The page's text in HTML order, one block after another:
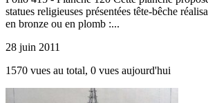
statues religieuses présentées tête-bêche
en bronze ou en plomb :...
28 juin 2011
1570 vues au total, 0 vues aujourd'hui